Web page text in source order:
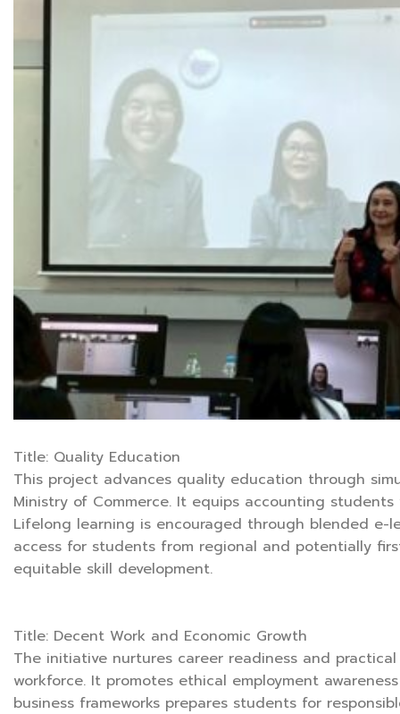
Title: Quality Education
This project advances quality education through
Ministry of Commerce. It equips accounting
Lifelong learning is encouraged through blended e-
access for students from regional and potentially
equitable skill development.
Title: Decent Work and Economic Growth
The initiative nurtures career readiness and
workforce. It promotes ethical employment
business frameworks prepares students for